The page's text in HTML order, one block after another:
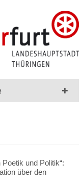
und Politik“:
über den